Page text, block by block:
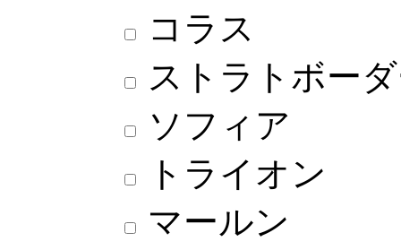
コラス
ストラトボー
ソフィア
トライオン
マールン